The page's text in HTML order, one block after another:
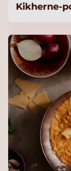
Kikherne-